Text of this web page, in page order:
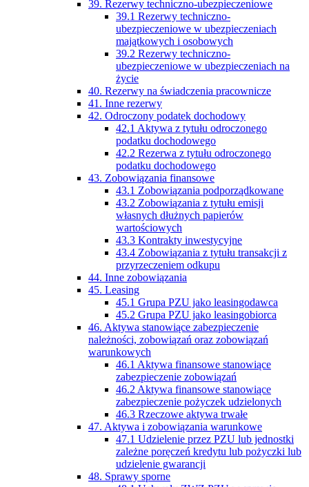
39. Rezerwy techniczno-ubezpieczeniowe
39.1 Rezerwy techniczno-
ubezpieczeniowe w ubezpieczeniach
majątkowych i osobowych
39.2 Rezerwy techniczno-
ubezpieczeniowe w ubezpieczeniach na
życie
40. Rezerwy na świadczenia pracownicze
41. Inne rezerwy
42. Odroczony podatek dochodowy
42.1 Aktywa z tytułu odroczonego
podatku dochodowego
42.2 Rezerwa z tytułu odroczonego
podatku dochodowego
43. Zobowiązania finansowe
43.1 Zobowiązania podporządkowane
43.2 Zobowiązania z tytułu emisji
własnych dłużnych papierów
wartościowych
43.3 Kontrakty inwestycyjne
43.4 Zobowiązania z tytułu transakcji z
przyrzeczeniem odkupu
44. Inne zobowiązania
45. Leasing
45.1 Grupa PZU jako leasingodawca
45.2 Grupa PZU jako leasingobiorca
46. Aktywa stanowiące zabezpieczenie
należności, zobowiązań oraz zobowiązań
warunkowych
46.1 Aktywa finansowe stanowiące
zabezpieczenie zobowiązań
46.2 Aktywa finansowe stanowiące
zabezpieczenie pożyczek udzielonych
46.3 Rzeczowe aktywa trwałe
47. Aktywa i zobowiązania warunkowe
47.1 Udzielenie przez PZU lub jednostki
zależne poręczeń kredytu lub pożyczki lub
udzielenie gwarancji
48. Sprawy sporne